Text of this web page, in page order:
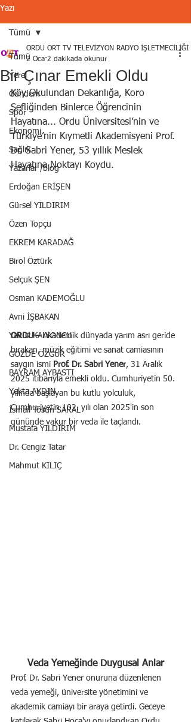
Yazı
Tümü
Yerel
Gündem
Spor
Ekonomi
Sağlık
Yazarlar /blog
Erdoğan ERİŞEN
Gürsel YILDIRIM
Özen Topçu
EKREM KARADAĞ
Birol Öztürk
Selçuk ŞEN
Osman KADEMOĞLU
Avni İŞBAKAN
Yavuz KALYONCU
GÖZDE ÖZGÜR
BAYRAM AYBASTI
Yekta AYDIN
İsmail Tosun SARAL
Mustafa YILDIRIM
Dr. Cengiz Tatar
Mahmut KILIÇ
Tümü
Bir Çınar Emekli Oldu
ORDU ORT TV TELEVİZYON RADYO İŞLETMECİLİĞİ
2 Oca 2 dakikada okunur
Köy Okulundan Dekanlığa, Koro
Şefliğinden Binlerce Öğrencinin
Hayatına... Ordu Üniversitesi’nin ve
Türkiye’nin Kıymetli Akademisyeni Prof.
Dr. Sabri Yener, 53 yıllık Meslek
Hayatına Noktayı Koydu.
ORDU – Akademik dünyada yarım asrı geride
bırakan, müzik eğitimi ve sanat camiasının
saygın ismi Prof. Dr. Sabri Yener, 31 Aralık
2025 itibarıyla emekli oldu. Cumhuriyetin 50.
yılında başlayan bu kutlu yolculuk,
Cumhuriyetin 102. yılı olan 2025'in son
gününde vakur bir veda ile taçlandı.
Veda Yemeğinde Duygusal Anlar
Prof. Dr. Sabri Yener onuruna düzenlenen
veda yemeği, üniversite yönetimini ve
akademik camiayı bir araya getirdi. Geceye